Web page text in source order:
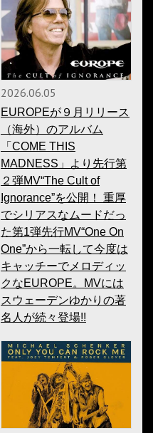
2026.06.05
EUROPEが９月リリース
（海外）のアルバム
「COME THIS
MADNESS」より先行第
２弾MV“The Cult of
Ignorance”を公開！ 重厚
でシリアスなムードだっ
た第1弾先行MV“One On
One”から一転して今度は
キャッチーでメロディッ
クなEUROPE。MVには
スウェーデンゆかりの著
名人が続々登場!!